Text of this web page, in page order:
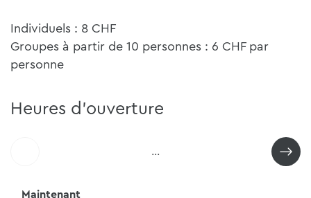
Individuels : 8 CHF
Groupes à partir de 10 personnes : 6 CHF par
personne
Heures d'ouverture
...
Maintenant